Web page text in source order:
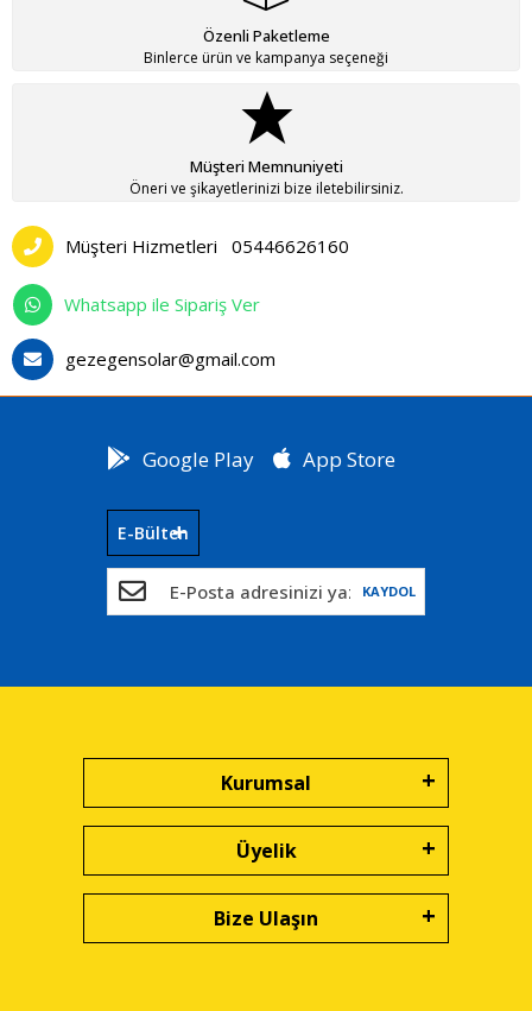
Özenli Paketleme
Binlerce ürün ve kampanya seçeneği
Müşteri Memnuniyeti
Öneri ve şikayetlerinizi bize iletebilirsiniz.
Müşteri Hizmetleri 05446626160
Whatsapp ile Sipariş Ver
gezegensolar@gmail.com
Google Play App Store
E-Bülten
KAYDOL
Kurumsal
Üyelik
Bize Ulaşın